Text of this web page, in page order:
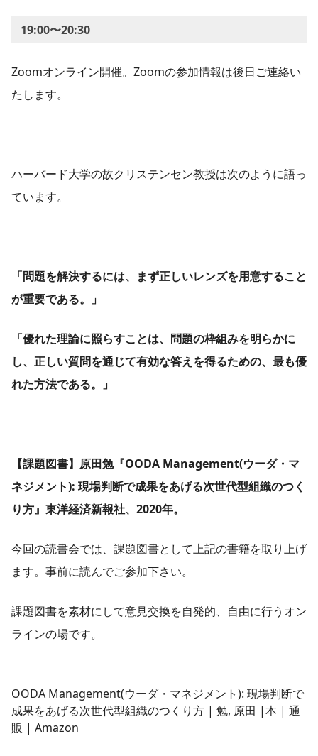
19:00〜20:30
Zoomオンライン開催。Zoomの参加情報は後日ご連絡い
たします。
ハーバード大学の故クリステンセン教授は次のように語っ
ています。
「問題を解決するには、まず正しいレンズを用意すること
が重要である。」
「優れた理論に照らすことは、問題の枠組みを明らかに
し、正しい質問を通じて有効な答えを得るための、最も優
れた方法である。」
【課題図書】 原田勉『OODA Management(ウーダ・マ
ネジメント): 現場判断で成果をあげる次世代型組織のつく
り方』東洋経済新報社、2020年。
今回の読書会では、課題図書として上記の書籍を取り上げ
ます。事前に読んでご参加下さい。
課題図書を素材にして意見交換を自発的、自由に行うオン
ラインの場です。
OODA Management(ウーダ・マネジメント): 現場判断で
成果をあげる次世代型組織のつくり方 | 勉, 原田 |本 | 通
販 | Amazon